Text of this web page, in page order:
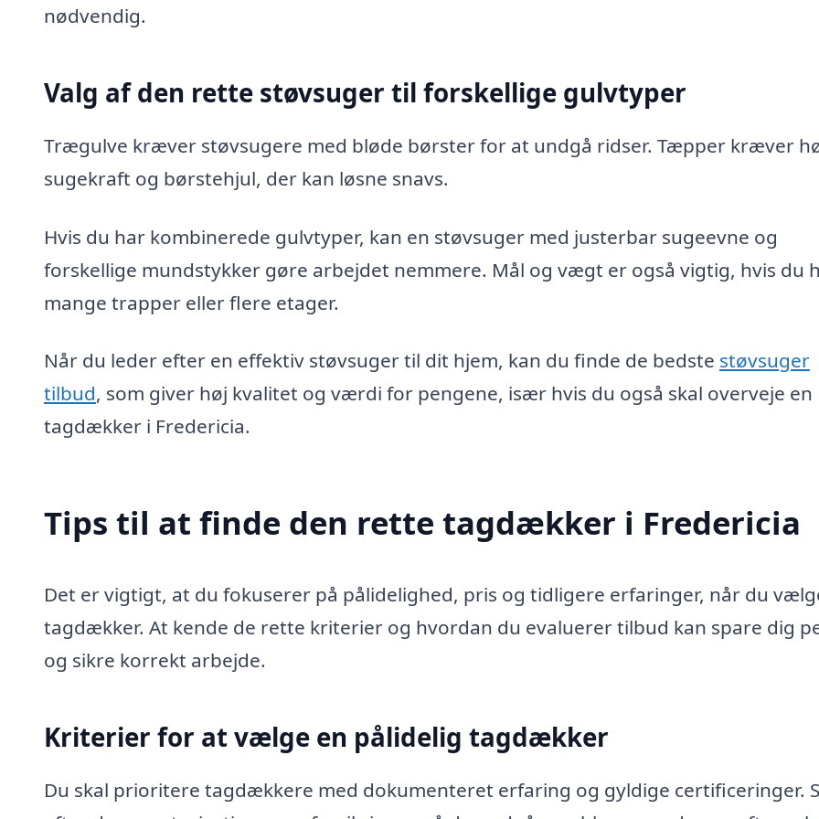
nødvendig.
Valg af den rette støvsuger til forskellige gulvtyper
Trægulve kræver støvsugere med bløde børster for at undgå ridser. Tæpper kræver
sugekraft og børstehjul, der kan løsne snavs.
Hvis du har kombinerede gulvtyper, kan en støvsuger med justerbar sugeevne og
forskellige mundstykker gøre arbejdet nemmere. Mål og vægt er også vigtig, hvis du
mange trapper eller flere etager.
Når du leder efter en effektiv støvsuger til dit hjem, kan du finde de bedste støvsuger
tilbud, som giver høj kvalitet og værdi for pengene, især hvis du også skal overveje en
tagdækker i Fredericia.
Tips til at finde den rette tagdækker i Fredericia
Det er vigtigt, at du fokuserer på pålidelighed, pris og tidligere erfaringer, når du
tagdækker. At kende de rette kriterier og hvordan du evaluerer tilbud kan spare dig
og sikre korrekt arbejde.
Kriterier for at vælge en pålidelig tagdækker
Du skal prioritere tagdækkere med dokumenteret erfaring og gyldige certificeringer.